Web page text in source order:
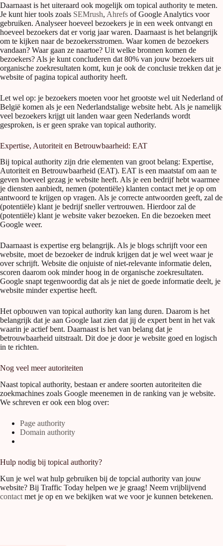
Daarnaast is het uiteraard ook mogelijk om topical authority te meten.
Je kunt hier tools zoals SEMrush, Ahrefs of Google Analytics voor
gebruiken. Analyseer hoeveel bezoekers je in een week ontvangt en
hoeveel bezoekers dat er vorig jaar waren. Daarnaast is het belangrijk
om te kijken naar de bezoekersstromen. Waar komen de bezoekers
vandaan? Waar gaan ze naartoe? Uit welke bronnen komen de
bezoekers? Als je kunt concluderen dat 80% van jouw bezoekers uit
organische zoekresultaten komt, kun je ook de conclusie trekken dat je
website of pagina topical authority heeft.
Let wel op: je bezoekers moeten voor het grootste wel uit Nederland of
België komen als je een Nederlandstalige website hebt. Als je namelijk
veel bezoekers krijgt uit landen waar geen Nederlands wordt
gesproken, is er geen sprake van topical authority.
Expertise, Autoriteit en Betrouwbaarheid: EAT
Bij topical authority zijn drie elementen van groot belang: Expertise,
Autoriteit en Betrouwbaarheid (EAT). EAT is een maatstaf om aan te
geven hoeveel gezag je website heeft. Als je een bedrijf hebt waarmee
je diensten aanbiedt, nemen (potentiële) klanten contact met je op om
antwoord te krijgen op vragen. Als je correcte antwoorden geeft, zal de
(potentiële) klant je bedrijf sneller vertrouwen. Hierdoor zal de
(potentiële) klant je website vaker bezoeken. En die bezoeken meet
Google weer.
Daarnaast is expertise erg belangrijk. Als je blogs schrijft voor een
website, moet de bezoeker de indruk krijgen dat je wel weet waar je
over schrijft. Website die onjuiste of niet-relevante informatie delen,
scoren daarom ook minder hoog in de organische zoekresultaten.
Google snapt tegenwoordig dat als je niet de goede informatie deelt, je
website minder expertise heeft.
Het opbouwen van topical authority kan lang duren. Daarom is het
belangrijk dat je aan Google laat zien dat jij de expert bent in het vak
waarin je actief bent. Daarnaast is het van belang dat je
betrouwbaarheid uitstraalt. Dit doe je door je website goed en logisch
in te richten.
Nog veel meer autoriteiten
Naast topical authority, bestaan er andere soorten autoriteiten die
zoekmachines zoals Google meenemen in de ranking van je website.
We schreven er ook een blog over:
Page authority
Domain authority
Hulp nodig bij topical authority?
Kun je wel wat hulp gebruiken bij de topcial authority van jouw
website? Bij Traffic Today helpen we je graag! Neem vrijblijvend
contact met je op en we bekijken wat we voor je kunnen betekenen.